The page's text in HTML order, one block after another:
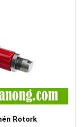
Rotork